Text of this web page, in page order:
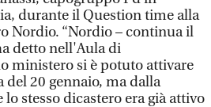
durante il Question time alla
Nordio. “Nordio – continua il
detto nell'Aula di
ministero si è potuto attivare
20 gennaio, ma dalla
stesso dicastero era già attivo